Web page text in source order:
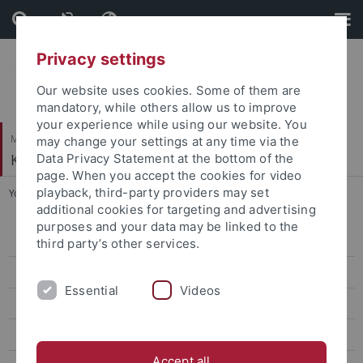
Skip
to
content
Skip
to
footer
Mathematisch-Naturwissenschaftliche Fakultät
Klinische Psychologie und Psychotherapie
You are here: Startseite ... Lucie Menzel
Prof. Dr. Jennifer Svaldi
Verwaltung
Privacy settings
Our website uses cookies. Some of them are
mandatory, while others allow us to improve
your experience while using our website. You
may change your settings at any time via the
Data Privacy Statement at the bottom of the
page. When you accept the cookies for video
playback, third-party providers may set
additional cookies for targeting and advertising
purposes and your data may be linked to the
third party’s other services.
Essential Videos